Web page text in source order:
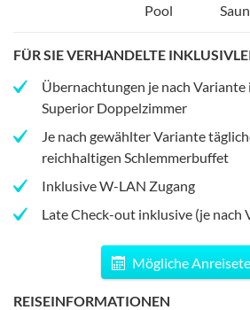
Pool
FÜR SIE VERHANDELTE
Übernachtungen je nach
Superior Doppelzimmer
Je nach gewählter Variante
reichhaltigen Schlemmerbuffet
Inklusive W-LAN Zugang
Late Check-out inklusive (je nach
Mögliche
REISEINFORMATIONEN